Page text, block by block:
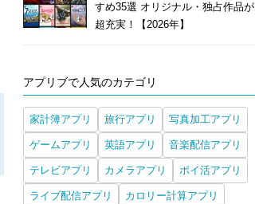
すめ35選 オリジナル・独占作品が
超充実！【2026年】
アプリブで人気のカテゴリ
家計簿アプリ 旅行アプリ 写真加工アプリ
ゲームアプリ 英語アプリ 音楽配信アプリ
テレビアプリ カメラアプリ ポイ活アプリ
ライブ配信アプリ カロリー計算アプリ